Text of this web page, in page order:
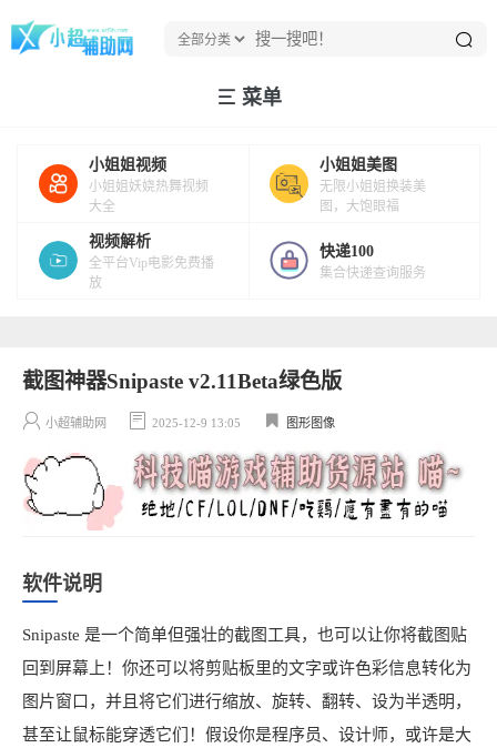
菜单
小姐姐视频
小姐姐妖娆热舞视频
大全
小姐姐美图
无限小姐姐换装美
图，大饱眼福
视频解析
全平台Vip电影免费播
放
快递100
集合快递查询服务
截图神器Snipaste v2.11Beta绿色版
小超辅助网 2025-12-9 13:05 图形图像
软件说明
Snipaste 是一个简单但强壮的截图工具，也可以让你将截图贴
回到屏幕上！你还可以将剪贴板里的文字或许色彩信息转化为
图片窗口，并且将它们进行缩放、旋转、翻转、设为半透明，
甚至让鼠标能穿透它们！假设你是程序员、设计师，或许是大